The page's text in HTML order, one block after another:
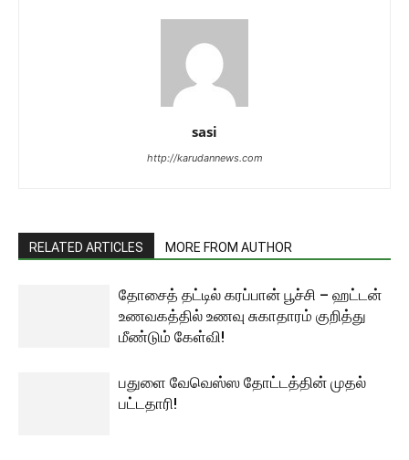
sasi
http://karudannews.com
RELATED ARTICLES MORE FROM AUTHOR
தோசைத் தட்டில் கரப்பான் பூச்சி – ஹட்டன்
உணவகத்தில் உணவு சுகாதாரம் குறித்து
மீண்டும் கேள்வி!
பதுளை வேவெஸ்ஸ தோட்டத்தின் முதல்
பட்டதாரி!